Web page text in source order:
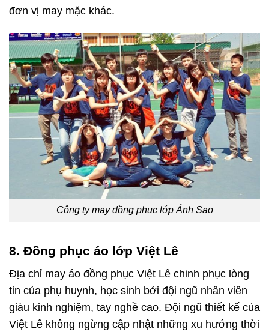
đơn vị may mặc khác.
Công ty may đồng phục lớp Ánh Sao
8. Đồng phục áo lớp Việt Lê
Địa chỉ may áo đồng phục Việt Lê chinh phục lòng
tin của phụ huynh, học sinh bởi đội ngũ nhân viên
giàu kinh nghiệm, tay nghề cao. Đội ngũ thiết kế của
Việt Lê không ngừng cập nhật những xu hướng thời